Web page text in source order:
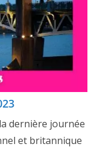
dernière journée
et britannique